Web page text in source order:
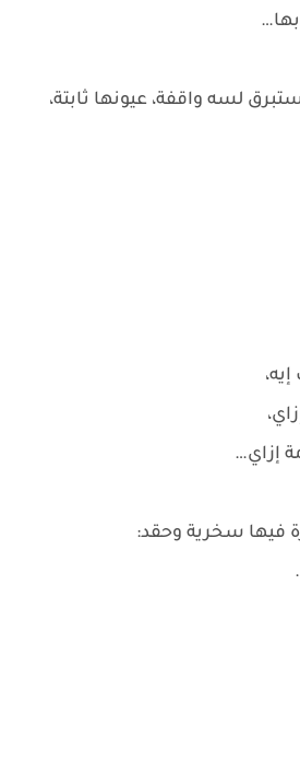
لسه واقفة، عيونها ثابتة،
إزاي…
سخرية وحقد: